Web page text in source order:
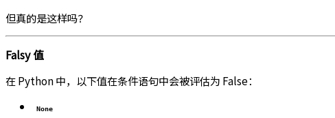
但真的是这样吗？
Falsy 值
在 Python 中，以下值在条件语句中会被评估为 False：
None